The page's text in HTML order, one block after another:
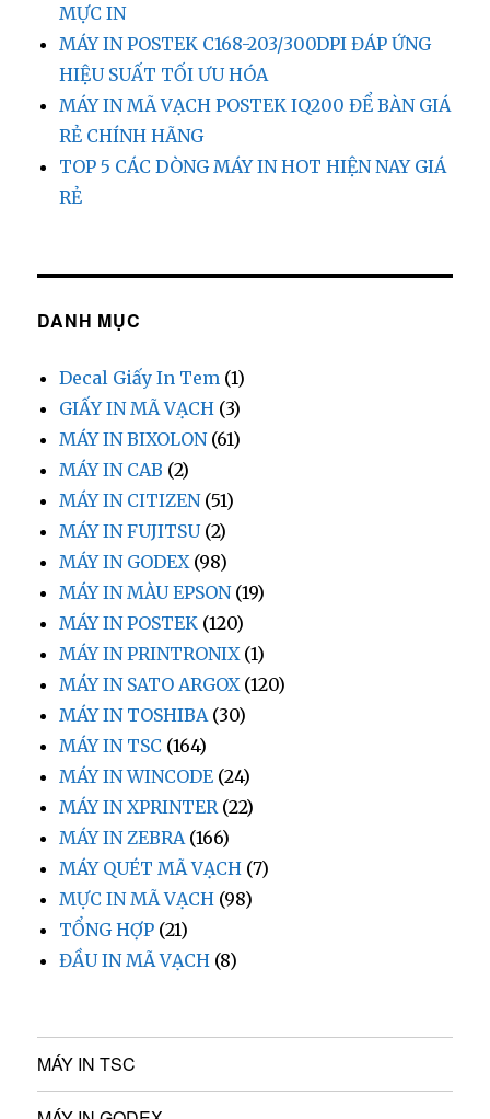
MỰC IN
MÁY IN POSTEK C168-203/300DPI ĐÁP ỨNG
HIỆU SUẤT TỐI ƯU HÓA
MÁY IN MÃ VẠCH POSTEK IQ200 ĐỂ BÀN GIÁ
RẺ CHÍNH HÃNG
TOP 5 CÁC DÒNG MÁY IN HOT HIỆN NAY GIÁ
RẺ
DANH MỤC
Decal Giấy In Tem (1)
GIẤY IN MÃ VẠCH (3)
MÁY IN BIXOLON(61)
MÁY IN CAB (2)
MÁY IN CITIZEN(51)
MÁY IN FUJITSU(2)
MÁY IN GODEX (98)
MÁY IN MÀU EPSON(19)
MÁY IN POSTEK (120)
MÁY IN PRINTRONIX (1)
MÁY IN SATO ARGOX (120)
MÁY IN TOSHIBA (30)
MÁY IN TSC (164)
MÁY IN WINCODE (24)
MÁY IN XPRINTER (22)
MÁY IN ZEBRA (166)
MÁY QUÉT MÃ VẠCH (7)
MỰC IN MÃ VẠCH (98)
TỔNG HỢP (21)
ĐẦU IN MÃ VẠCH (8)
MÁY IN TSC